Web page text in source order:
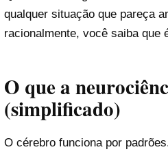
qualquer situação que pareça
racionalmente, você saiba que
O que a
(simplificado)
O cérebro funciona por